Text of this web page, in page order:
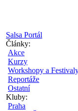
Salsa Portál
Články:
Akce
Kurzy
Workshopy a
Reportáže
Ostatní
Kluby:
Praha